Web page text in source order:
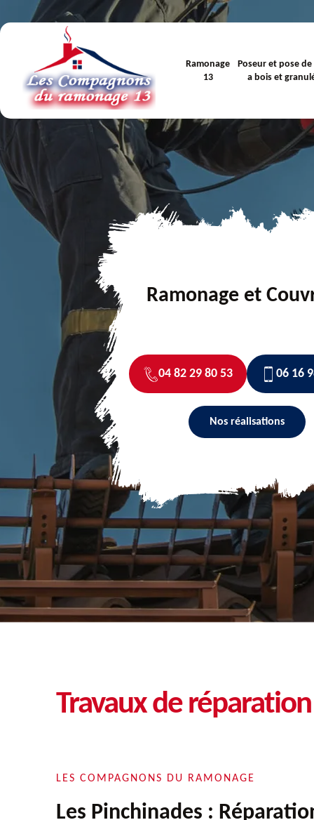
Ramonage
13
Poseur et pose
a bois et
Ramonage et
04 82 29 80 53 06 16
Nos réalisations
Travaux de
LES COMPAGNONS DU RAMONAGE
Les Pinchinades :